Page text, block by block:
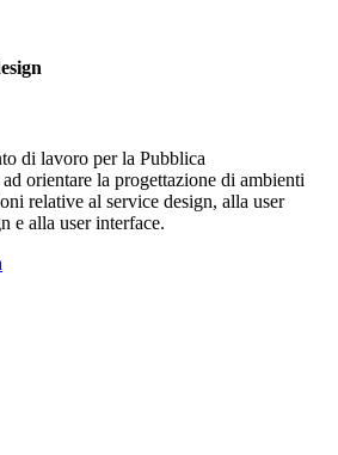
di lavoro per la Pubblica
orientare la progettazione di ambienti
relative al service design, alla user
e alla user interface.